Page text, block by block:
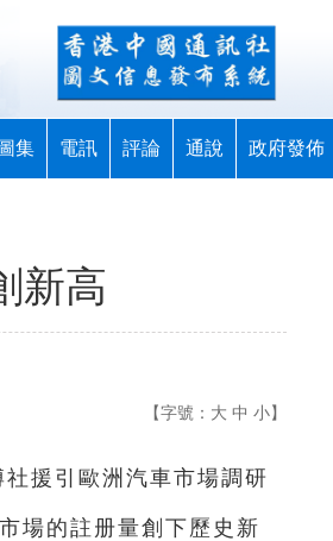
圖集 電訊 評論 通說 政府發佈
新高
【字號： 大 中 小】
援引歐洲汽車市場調研
場的註册量創下歷史新